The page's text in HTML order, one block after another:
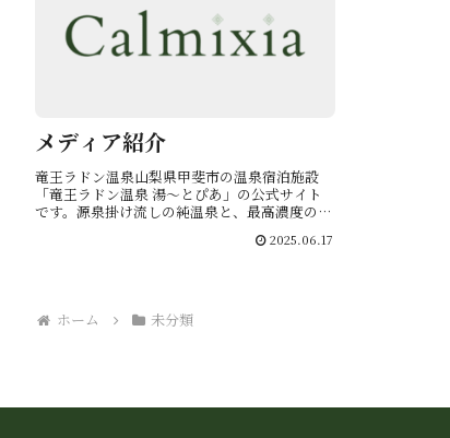
メディア紹介
竜王ラドン温泉山梨県甲斐市の温泉宿泊施設
「竜王ラドン温泉 湯〜とぴあ」の公式サイト
です。源泉掛け流しの純温泉と、最高濃度のラ
No.1を受賞。日帰り温泉としてもご利用いただ
2025.06.17
ホーム 未分類